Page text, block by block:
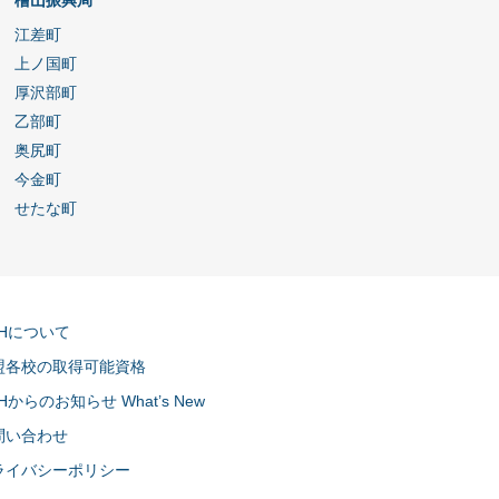
江差町
上ノ国町
厚沢部町
乙部町
奥尻町
今金町
せたな町
について
各校の取得可能資格
からのお知らせ What’s New
い合わせ
イバシーポリシー